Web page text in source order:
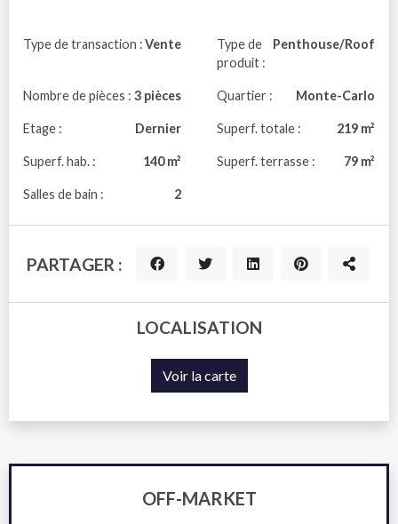
Type de transaction :Vente
Type de
produit :
Penthouse/Roof
Nombre de pièces : 3 pièces Quartier : Monte-Carlo
Etage : Dernier Superf. totale : 219 m²
Superf. hab. : 140 m² Superf. terrasse : 79 m²
Salles de bain : 2
PARTAGER :
LOCALISATION
Voir la carte
OFF-MARKET